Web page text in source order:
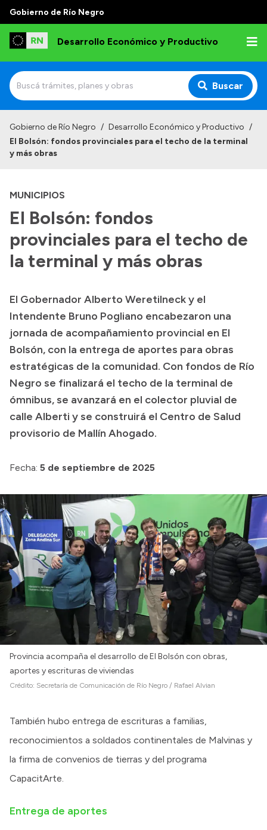
Gobierno de Río Negro
Desarrollo Económico y Productivo
Buscar
Institucional
Autoridades
Delegaciones
Normativa
Presupuesto
Boletín Oficial
Compras y licitaciones
Consulta de expedientes
Consulta de pago a proveedores
Convocatorias
Gobierno de Río Negro / Desarrollo Económico y Productivo /
El Bolsón: fondos provinciales para el techo de la terminal
y más obras
MUNICIPIOS
El Bolsón: fondos
provinciales para el techo de
la terminal y más obras
El Gobernador Alberto Weretilneck y el
Intendente Bruno Pogliano encabezaron una
jornada de acompañamiento provincial en El
Bolsón, con la entrega de aportes para obras
estratégicas de la comunidad. Con fondos de Río
Negro se finalizará el techo de la terminal de
ómnibus, se avanzará en el colector pluvial de
calle Alberti y se construirá el Centro de Salud
provisorio de Mallín Ahogado.
Fecha: 5 de septiembre de 2025
Provincia acompaña el desarrollo de El Bolsón con obras,
aportes y escrituras de viviendas
Crédito: Secretaría de Comunicación de Río Negro / Rafael Alvian
También hubo entrega de escrituras a familias,
reconocimientos a soldados continentales de Malvinas y
la firma de convenios de tierras y del programa
CapacitArte.
Entrega de aportes